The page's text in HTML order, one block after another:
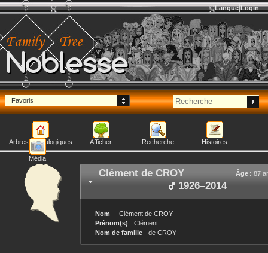
Noblesse
Langue Login
Favoris
Arbres généalogiques Afficher Recherche Histoires
Média
Clément de CROY Âge : 87
1926–2014
Nom Clément de CROY
Prénom(s)
Clément
Nom de famille
de CROY